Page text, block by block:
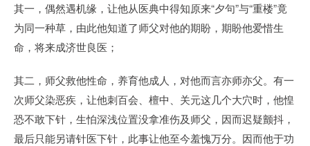
其一，偶然遇机缘，让他从医典中得知原来“夕句”与“重楼”竟
为同一种草，由此他知道了师父对他的期盼，期盼他爱惜生
命，将来成济世良医；
其二，师父救他性命，养育他成人，对他而言亦师亦父。有一
次师父染恶疾，让他刺百会、檀中、关元这几个大穴时，他惶
恐不敢下针，生怕深浅位置没拿准伤及师父，因而迟疑颤抖，
最后只能另请针医下针，此事让他至今羞愧万分。因而他于功